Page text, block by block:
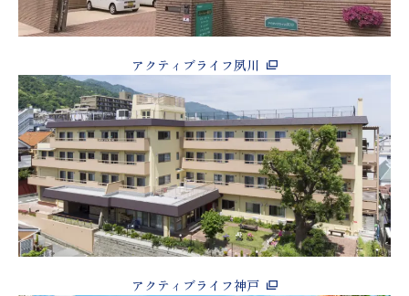
アクティブライフ夙川
アクティブライフ神戸